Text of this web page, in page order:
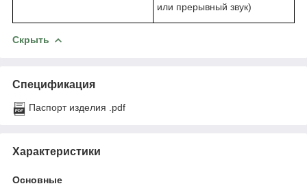
или прерывный звук)
Скрыть
Спецификация
Паспорт изделия .pdf
Характеристики
Основные